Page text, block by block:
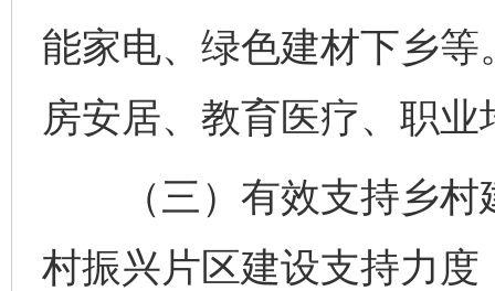
能家电、绿色建材下乡
房安居、教育医疗、职
（三）有效支持乡村
村振兴片区建设支持力